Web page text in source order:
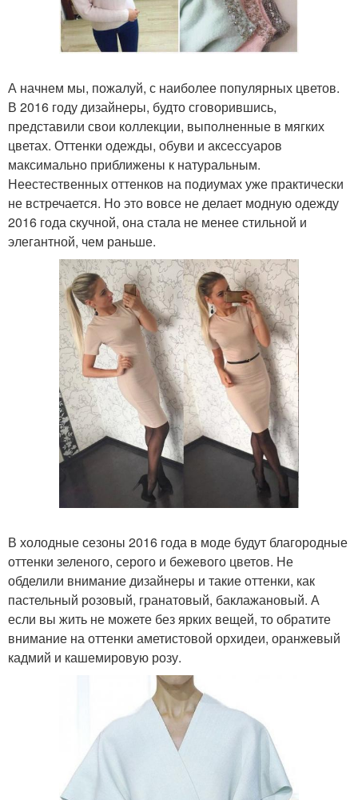
А начнем мы, пожалуй, с наиболее популярных цветов.
В 2016 году дизайнеры, будто сговорившись,
представили свои коллекции, выполненные в мягких
цветах. Оттенки одежды, обуви и аксессуаров
максимально приближены к натуральным.
Неестественных оттенков на подиумах уже практически
не встречается. Но это вовсе не делает модную одежду
2016 года скучной, она стала не менее стильной и
элегантной, чем раньше.
В холодные сезоны 2016 года в моде будут благородные
оттенки зеленого, серого и бежевого цветов. Не
обделили внимание дизайнеры и такие оттенки, как
пастельный розовый, гранатовый, баклажановый. А
если вы жить не можете без ярких вещей, то обратите
внимание на оттенки аметистовой орхидеи, оранжевый
кадмий и кашемировую розу.